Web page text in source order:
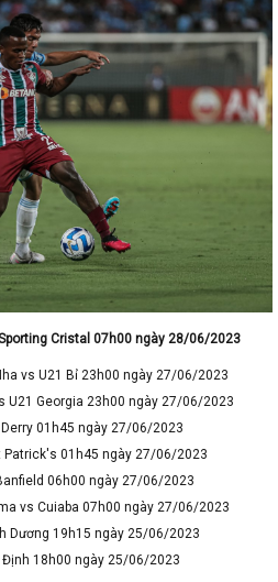
Cristal 07h00 ngày 28/06/2023
vs U21 Bỉ 23h00 ngày 27/06/2023
U21 Georgia 23h00 ngày 27/06/2023
01h45 ngày 27/06/2023
Patrick's 01h45 ngày 27/06/2023
06h00 ngày 27/06/2023
vs Cuiaba 07h00 ngày 27/06/2023
Dương 19h15 ngày 25/06/2023
Định 18h00 ngày 25/06/2023